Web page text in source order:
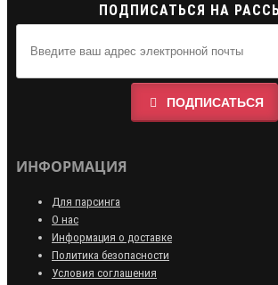
ПОДПИСАТЬСЯ НА
ПОДПИСАТЬСЯ
ИНФОРМАЦИЯ
Для парсинга
О нас
Информация о доставке
Политика безопасности
Условия соглашения